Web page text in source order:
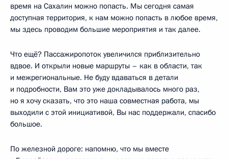
время на Сахалин можно попасть. Мы сегодня самая
доступная территория, к нам можно попасть в любое время,
мы здесь проводим большие мероприятия и так далее.
Что ещё? Пассажиропоток увеличился приблизительно
вдвое. И открыли новые маршруты – как в области, так
и межрегиональные. Не буду вдаваться в детали
и подробности, Вам это уже докладывалось много раз,
но я хочу сказать, что это наша совместная работа, мы
выходили с этой инициативой, Вы нас поддержали, спасибо
большое.
По железной дороге: напомню, что мы вместе